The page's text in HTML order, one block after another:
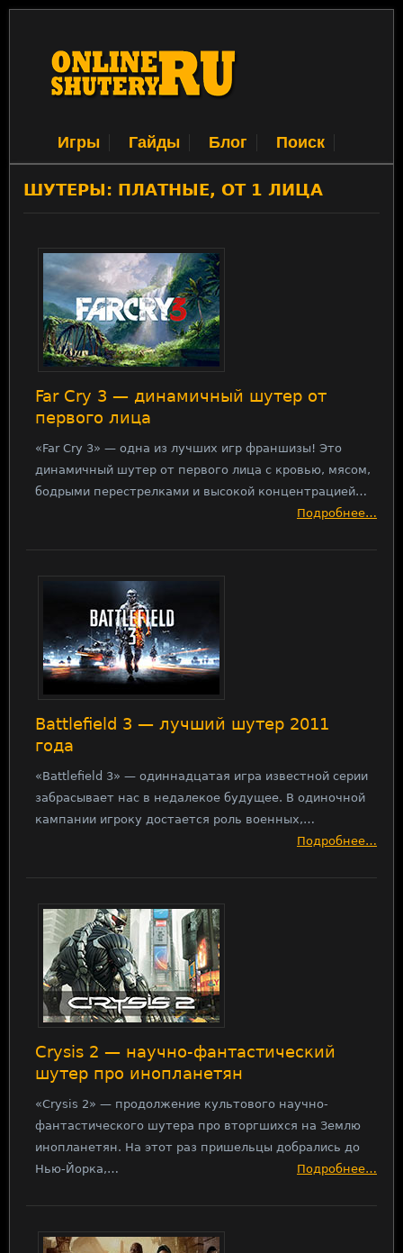
Игры Гайды Блог Поиск
ШУТЕРЫ: ПЛАТНЫЕ, ОТ 1 ЛИЦА
Far Cry 3 — динамичный шутер от
первого лица
«Far Cry 3» — одна из лучших игр франшизы! Это
динамичный шутер от первого лица с кровью, мясом,
бодрыми перестрелками и высокой концентрацией…
Подробнее…
Battlefield 3 — лучший шутер 2011
года
«Battlefield 3» — одиннадцатая игра известной серии
забрасывает нас в недалекое будущее. В одиночной
кампании игроку достается роль военных,…
Подробнее…
Crysis 2 — научно-фантастический
шутер про инопланетян
«Crysis 2» — продолжение культового научно-
фантастического шутера про вторгшихся на Землю
инопланетян. На этот раз пришельцы добрались до
Нью-Йорка,…
Подробнее…